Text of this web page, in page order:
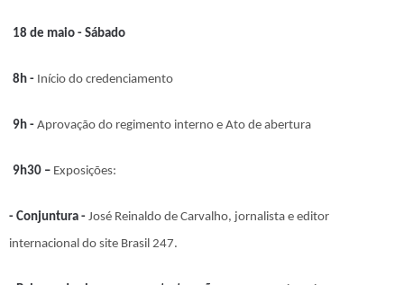
18 de maio - Sábado
8h - Início do credenciamento
9h - Aprovação do regimento interno e Ato de abertura
9h30 – Exposições:
- Conjuntura - José Reinaldo de Carvalho, jornalista e editor
internacional do site Brasil 247.